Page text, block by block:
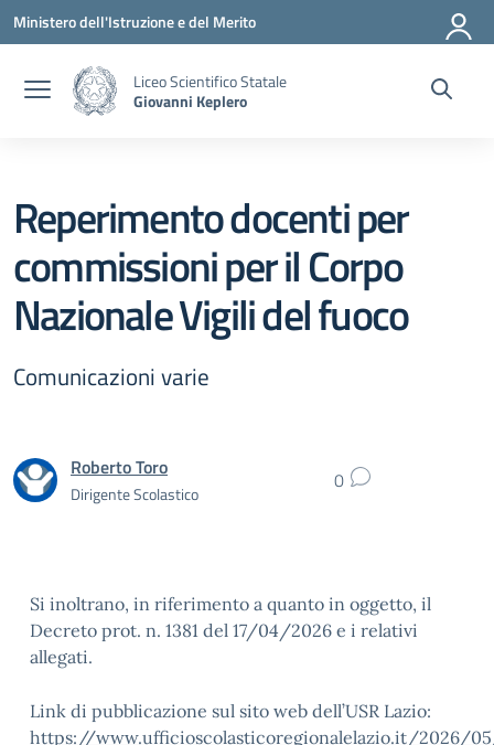
Vai ai contenuti
Vai al menu di navigazione
Vai al footer
Ministero dell'Istruzione e del Merito
Liceo Scientifico Statale
Giovanni Keplero
Reperimento docenti per
commissioni per il Corpo
Nazionale Vigili del fuoco
Comunicazioni varie
Roberto Toro
Dirigente Scolastico 0
Si inoltrano, in riferimento a quanto in oggetto, il
Decreto prot. n. 1381 del 17/04/2026 e i relativi
allegati.
Link di pubblicazione sul sito web dell’USR Lazio:
https://www.ufficioscolasticoregionalelazio.it/2026/